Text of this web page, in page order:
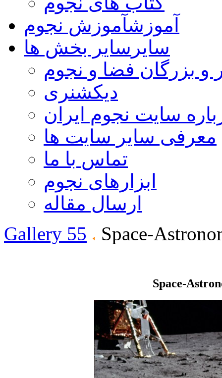
آموزشآموزش نجوم
سایر سایر بخش ها
و بزرگان فضا و نجوم
دیکشنری
سایت نجوم ایران
معرفی سایر سایت ها
تماس با ما
ابزارهای نجوم
ارسال مقاله
Gallery 55
Space-
Space-